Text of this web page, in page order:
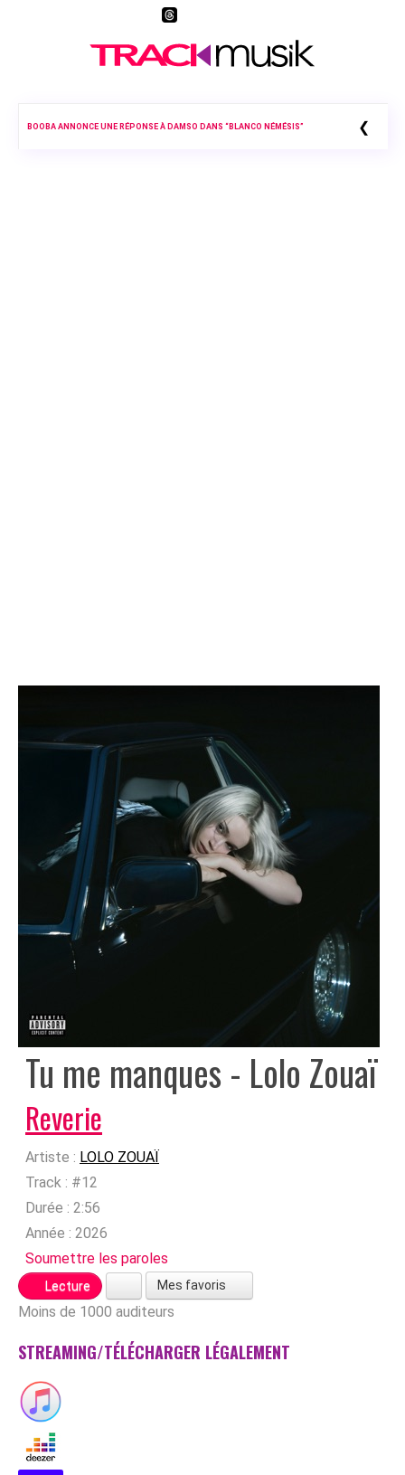
BOOBA ANNONCE UNE RÉPONSE À DAMSO DANS “BLANCO NÉMÉSIS” ❮
Tu me manques - Lolo Zouaï
Reverie
Artiste : LOLO ZOUAÏ
Track : #12
Durée : 2:56
Année : 2026
Soumettre les paroles
Lecture Mes favoris
Moins de 1000 auditeurs
STREAMING/TÉLÉCHARGER LÉGALEMENT